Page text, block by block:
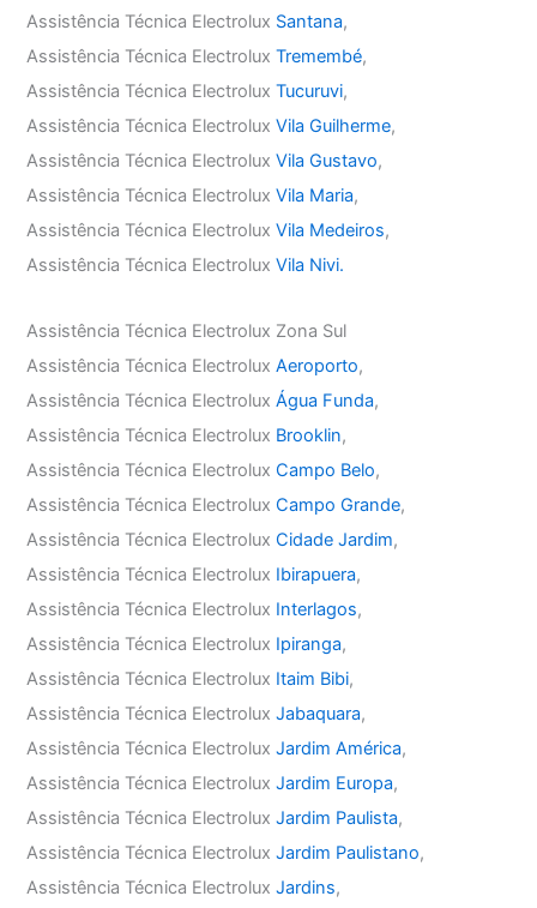
Assistência Técnica Electrolux Santana,
Assistência Técnica ElectroluxTremembé,
Assistência Técnica ElectroluxTucuruvi,
Assistência Técnica ElectroluxVila Guilherme,
Assistência Técnica ElectroluxVila Gustavo,
Assistência Técnica ElectroluxVila Maria,
Assistência Técnica ElectroluxVila Medeiros,
Assistência Técnica ElectroluxVila Nivi.
Assistência Técnica Electrolux Zona Sul
Assistência Técnica ElectroluxAeroporto,
Assistência Técnica ElectroluxÁgua Funda,
Assistência Técnica Electrolux Brooklin,
Assistência Técnica ElectroluxCampo Belo,
Assistência Técnica ElectroluxCampo Grande,
Assistência Técnica ElectroluxCidade Jardim,
Assistência Técnica Electrolux Ibirapuera,
Assistência Técnica Electrolux Interlagos,
Assistência Técnica Electrolux Ipiranga,
Assistência Técnica Electrolux Itaim Bibi,
Assistência Técnica ElectroluxJabaquara,
Assistência Técnica ElectroluxJardim América,
Assistência Técnica ElectroluxJardim Europa,
Assistência Técnica ElectroluxJardim Paulista,
Assistência Técnica ElectroluxJardim Paulistano,
Assistência Técnica ElectroluxJardins,